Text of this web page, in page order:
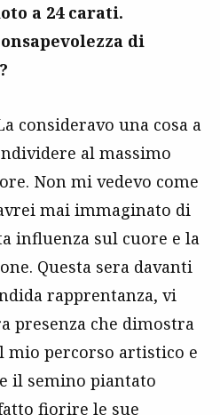
a 24 carati.
di
consideravo una cosa a
al massimo
Non mi vedevo come
mai immaginato di
influenza sul cuore e la
Questa sera davanti
rapprentanza, vi
presenza che dimostra
mio percorso artistico e
il semino piantato
fiorire le sue